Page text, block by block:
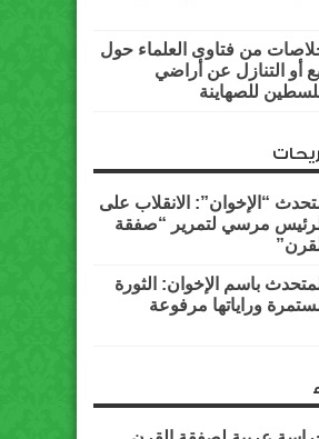
من فتاوى العلماء حول
أو التنازل عن أراضي
للصهاينة
“الإخوان”: الانقلاب على
مرسي لتمرير “صفقة
باسم الإخوان: الثورة
وراياتها مرفوعة